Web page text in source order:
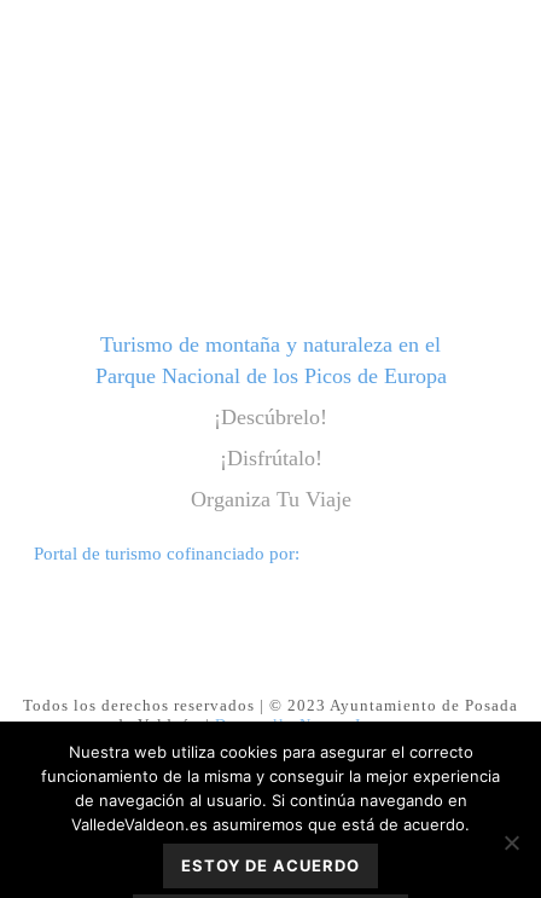
Turismo de montaña y naturaleza en el
Parque Nacional de los Picos de Europa
¡Descúbrelo!
¡Disfrútalo!
Organiza Tu Viaje
Portal de turismo cofinanciado por:
Todos los derechos reservados | © 2023 Ayuntamiento de Posada
de Valdeón |Desarrollo NuevasImagenes
Aviso legal
Política de privacidad
Nuestra web utiliza cookies para asegurar el correcto
funcionamiento de la misma y conseguir la mejor experiencia
de navegación al usuario. Si continúa navegando en
ValledeValdeon.es asumiremos que está de acuerdo.
ESTOY DE ACUERDO